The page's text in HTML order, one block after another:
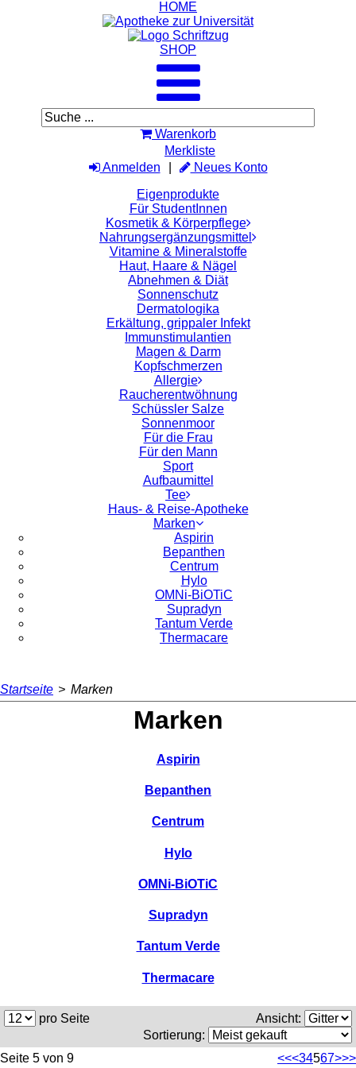
HOME
SHOP
Warenkorb
Merkliste
Anmelden
Neues Konto
Eigenprodukte
Für StudentInnen
Kosmetik & Körperpflege
Nahrungsergänzungsmittel
Vitamine & Mineralstoffe
Haut, Haare & Nägel
Abnehmen & Diät
Sonnenschutz
Dermatologika
Erkältung, grippaler Infekt
Immunstimulantien
Magen & Darm
Kopfschmerzen
Allergie
Raucherentwöhnung
Schüssler Salze
Sonnenmoor
Für die Frau
Für den Mann
Sport
Aufbaumittel
Tee
Haus- & Reise-Apotheke
Marken
Aspirin
Bepanthen
Centrum
Hylo
OMNi-BiOTiC
Supradyn
Tantum Verde
Thermacare
Startseite > Marken
Marken
Aspirin
Bepanthen
Centrum
Hylo
OMNi-BiOTiC
Supradyn
Tantum Verde
Thermacare
pro Seite
Ansicht:
Sortierung:
Seite 5 von 9
<<<34567>>>